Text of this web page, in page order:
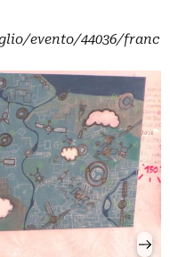
evento/44036/franc